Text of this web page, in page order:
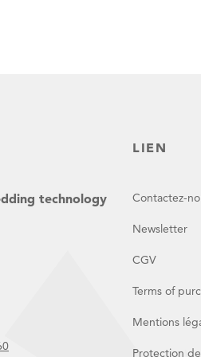
technology
LIEN
Contactez-
Newsletter
CGV
Terms of
Mentions
Protection